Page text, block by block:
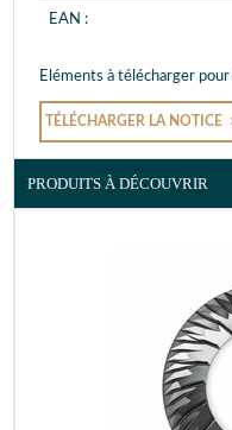
EAN :
Eléments à télécharger
TÉLÉCHARGER LA NOTICE
PRODUITS À DÉCOUVRIR